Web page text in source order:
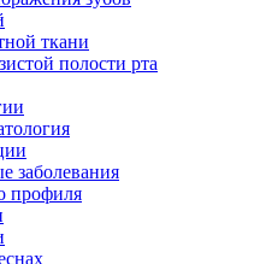
ткани
полости рта
заболевания
профиля